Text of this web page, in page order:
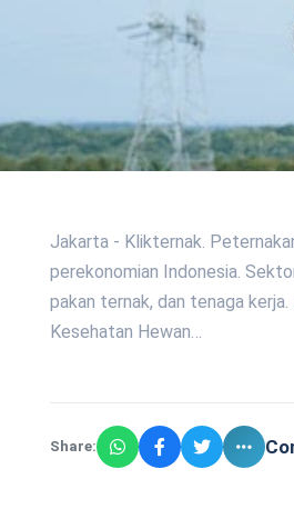
Jakarta - Klikternak.
perekonomian Indonesia.
pakan ternak, dan tenaga
Kesehatan Hewan…
Share: